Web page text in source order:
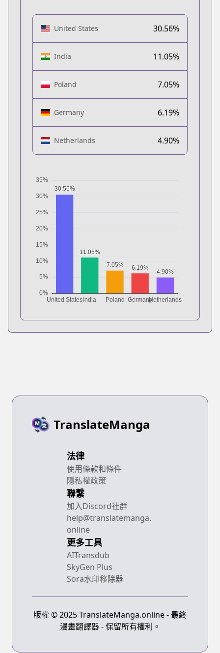
United States 30.56%
India 11.05%
Poland 7.05%
Germany 6.19%
Netherlands 4.90%
TranslateManga
法律
使用條款和條件
隱私權政策
聯繫
加入Discord社群
help@translatemanga.
online
更多工具
AITransdub
SkyGen Plus
Sora水印移除器
版權 © 2025 TranslateManga.online - 最終
漫畫翻譯器 - 保留所有權利。